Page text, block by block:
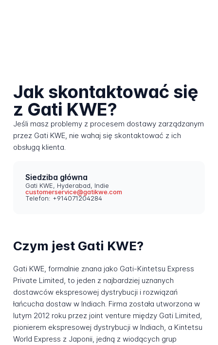
Jak skontaktować się
z Gati KWE?
Jeśli masz problemy z procesem dostawy zarządzanym
przez Gati KWE, nie wahaj się skontaktować z ich
obsługą klienta.
Siedziba główna
Gati KWE, Hyderabad, Indie
customerservice@gatikwe.com
Telefon: +914071204284
Czym jest Gati KWE?
Gati KWE, formalnie znana jako Gati-Kintetsu Express
Private Limited, to jeden z najbardziej uznanych
dostawców ekspresowej dystrybucji i rozwiązań
łańcucha dostaw w Indiach. Firma została utworzona w
lutym 2012 roku przez joint venture między Gati Limited,
pionierem ekspresowej dystrybucji w Indiach, a Kintetsu
World Express z Japonii, jedną z wiodących grup